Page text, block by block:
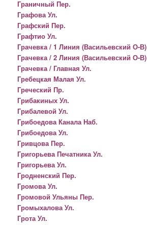
Граничный Пер.
Графова Ул.
Графский Пер.
Графтио Ул.
Грачевка / 1 Линия (Васильевский О-В)
Грачевка / 2 Линия (Васильевский О-В)
Грачевка / Главная Ул.
Гребецкая Малая Ул.
Греческий Пр.
Грибакиных Ул.
Грибалевой Ул.
Грибоедова Канала Наб.
Грибоедова Ул.
Гривцова Пер.
Григорьева Печатника Ул.
Григорьева Ул.
Гродненский Пер.
Громова Ул.
Громовой Ульяны Пер.
Громыхалова Ул.
Грота Ул.